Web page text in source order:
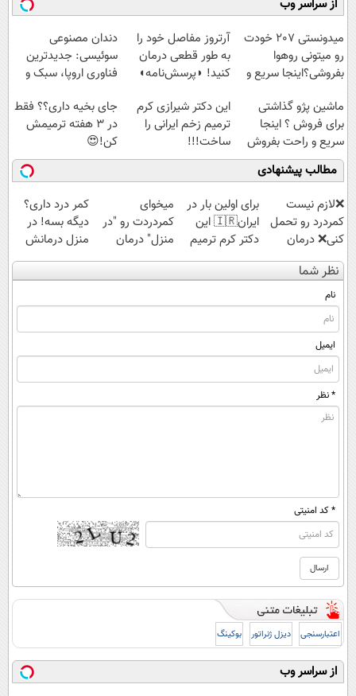
◗پرسش‌نامه◖
سبک و مقاوم |
پرداخت قسطی
از سراسر وب
میدونستی 207 خودت
رو میتونی روهوا
بفروشی؟اینجا سریع و
آرتروز مفاصل خود را
به طور قطعی درمان
کنید! ◗پرسش‌نامه◖
دندان مصنوعی
سوئیسی: جدیدترین
فناوری اروپا، سبک و
قسطی
ماشین پژو گذاشتی
برای فروش ؟ اینجا
سریع و راحت بفروش
این دکتر شیرازی کرم
ترمیم زخم ایرانی را
ساخت!!!
جای بخیه داری؟؟ فقط
در 3 هفته ترمیمش
کن!😍
مطالب پیشنهادی
❌لازم نیست
کمردرد رو تحمل
کنی❌ درمان
بدون جراحی و
قرص
(پرسشنامه)
برای اولین بار در
ایران🇮🇷 این
دکتر کرم ترمیم
کننده 23 روزه
ساخت!
میخوای
کمردردت رو "در
منزل" درمان
کنی؟ (◂فیلم +
◂پرسش‌نامه)
کمر درد داری؟
دیگه بسه! در
منزل درمانش
کن
(◀پرسش‌نامه)
نظر شما
نام
ایمیل
* نظر
* کد امنیتی
اعتبارسنجی دیزل ژنراتور بوکینگ
از سراسر وب